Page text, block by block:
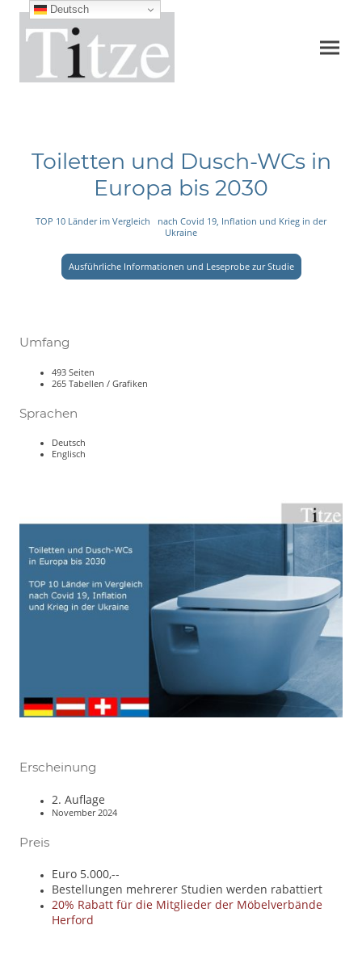
Toiletten und Dusch-WCs in
Europa bis 2030
TOP 10 Länder im Vergleich nach Covid 19, Inflation und Krieg in der
Ukraine
Ausführliche Informationen und Leseprobe zur Studie
Umfang
493 Seiten
265 Tabellen / Grafiken
Sprachen
Deutsch
Englisch
Erscheinung
2. Auflage
November 2024
Preis
Euro 5.000,--
Bestellungen mehrerer Studien werden rabattiert
20% Rabatt für die Mitglieder der Möbelverbände
Herford
Deutsch